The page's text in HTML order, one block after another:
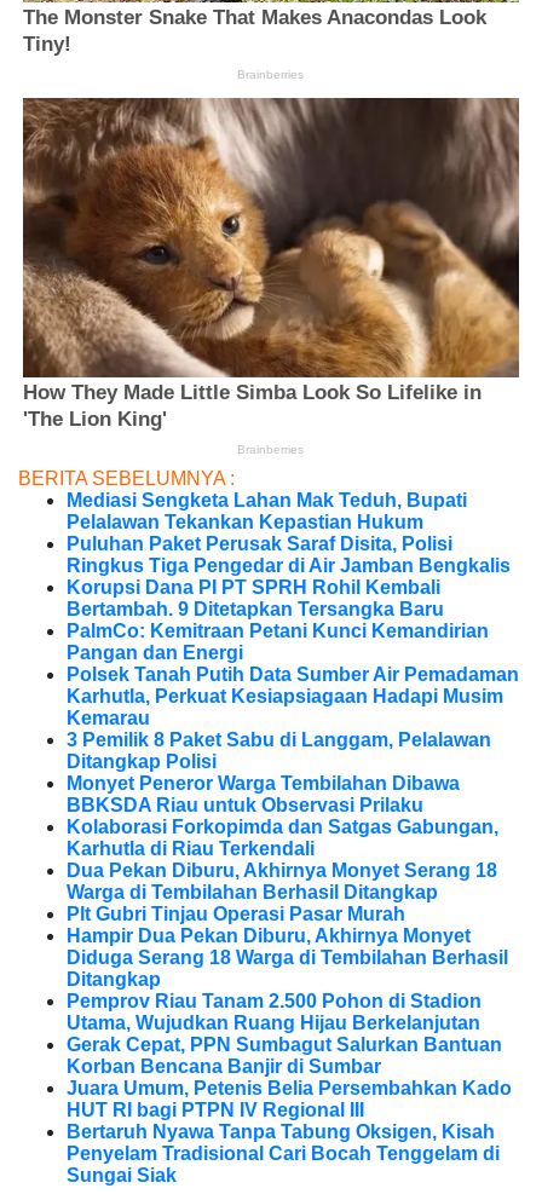
BERITA SEBELUMNYA :
Mediasi Sengketa Lahan Mak Teduh, Bupati
Pelalawan Tekankan Kepastian Hukum
Puluhan Paket Perusak Saraf Disita, Polisi
Ringkus Tiga Pengedar di Air Jamban Bengkalis
Korupsi Dana PI PT SPRH Rohil Kembali
Bertambah. 9 Ditetapkan Tersangka Baru
PalmCo: Kemitraan Petani Kunci Kemandirian
Pangan dan Energi
Polsek Tanah Putih Data Sumber Air Pemadaman
Karhutla, Perkuat Kesiapsiagaan Hadapi Musim
Kemarau
3 Pemilik 8 Paket Sabu di Langgam, Pelalawan
Ditangkap Polisi
Monyet Peneror Warga Tembilahan Dibawa
BBKSDA Riau untuk Observasi Prilaku
Kolaborasi Forkopimda dan Satgas Gabungan,
Karhutla di Riau Terkendali
Dua Pekan Diburu, Akhirnya Monyet Serang 18
Warga di Tembilahan Berhasil Ditangkap
Plt Gubri Tinjau Operasi Pasar Murah
Hampir Dua Pekan Diburu, Akhirnya Monyet
Diduga Serang 18 Warga di Tembilahan Berhasil
Ditangkap
Pemprov Riau Tanam 2.500 Pohon di Stadion
Utama, Wujudkan Ruang Hijau Berkelanjutan
Gerak Cepat, PPN Sumbagut Salurkan Bantuan
Korban Bencana Banjir di Sumbar
Juara Umum, Petenis Belia Persembahkan Kado
HUT RI bagi PTPN IV Regional III
Bertaruh Nyawa Tanpa Tabung Oksigen, Kisah
Penyelam Tradisional Cari Bocah Tenggelam di
Sungai Siak